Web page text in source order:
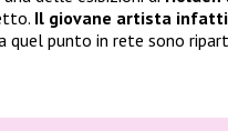
Il giovane artista
quel punto in rete sono